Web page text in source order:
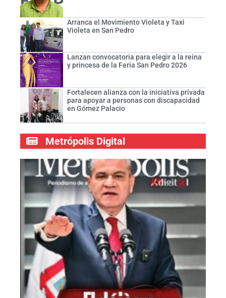
Arranca el Movimiento Violeta y Taxi
Violeta en San Pedro
Lanzan convocatoria para elegir a la reina
y princesa de la Feria San Pedro 2026
Fortalecen alianza con la iniciativa privada
para apoyar a personas con discapacidad
en Gómez Palacio
Metrópolis Digital